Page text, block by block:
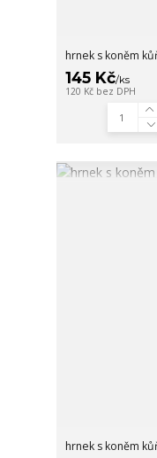
hrnek s koněm
145 Kč/ks
120 Kč bez DPH
hrnek s koněm